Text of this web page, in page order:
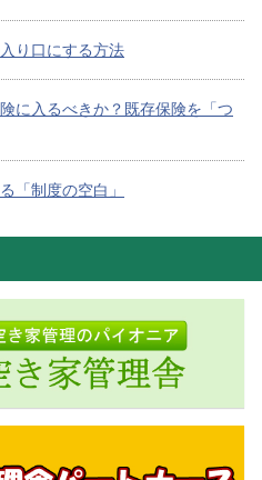
り口にする方法
に入るべきか？既存保険を「つ
「制度の空白」